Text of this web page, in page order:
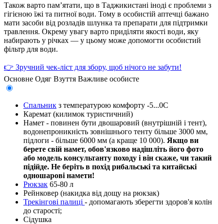
Також варто пам’ятати, що в Таджикистані іноді є проблеми з
гігієною їжі та питної води. Тому в особистій аптечці бажано
мати засоби від розладів шлунка та препарати для підтримки
травлення. Окрему увагу варто приділяти якості води, яку
набирають у річках — у цьому може допомогти особистий
фільтр для води.
👉 Зручний чек-ліст для збору, щоб нічого не забути!
Основне Одяг Взуття Важливе особисте
Спальник з температурою комфорту -5...0С
Каремат (килимок туристичний)
Намет - повинен бути двошаровий (внутрішній і тент),
водонепроникність зовнішнього тенту більше 3000 мм,
підлоги - більше 6000 мм (а краще 10 000). Якщо ви
берете свій намет, обов'язково надішліть його фото
або модель консультанту походу і він скаже, чи такий
підійде. Не беріть в похід рибальські та китайські
одношарові намети!
Рюкзак 65-80 л
Рейнковер (накидка від дощу на рюкзак)
Трекінгові палиці - допомагають зберегти здоров'я колін
до старості;
Сідушка